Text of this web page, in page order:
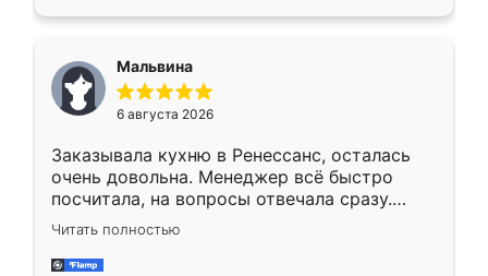
меньше, здесь же он более разнообразный.
Мне нравится ,если что-то потребуется из
мебели буду заказывать только здесь.
Мальвина
6 августа 2026
Заказывала кухню в Ренессанс, осталась
очень довольна. Менеджер всё быстро
посчитала, на вопросы отвечала сразу.
Замерщик приехал в субботу, подошёл к
делу со всей ответственностью. Собрали
за день, ребята работали аккуратно, даже
Читать полностью